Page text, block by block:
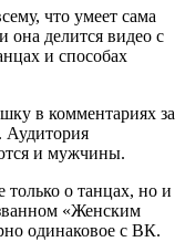
что умеет сама
она делится видео с
и способах
в комментариях за
Аудитория
и мужчины.
только о танцах, но и
«Женским
одинаковое с ВК.